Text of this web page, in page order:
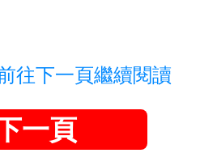
往下一頁繼續閱讀
一頁